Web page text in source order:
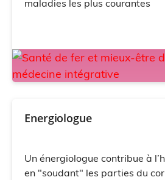
maladies les plus courantes
Energiologue
Un énergiologue contribue à
en "soudant" les parties du